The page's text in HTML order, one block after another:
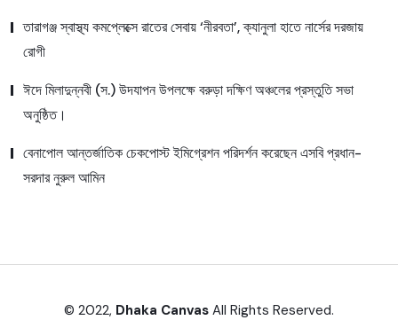
তারাগঞ্জ স্বাস্থ্য কমপ্লেক্সে রাতের সেবায় ‘নীরবতা’, ক্যানুলা হাতে নার্সের দরজায়
রোগী
ঈদে মিলাদুন্নবী (স.) উদযাপন উপলক্ষে বরুড়া দক্ষিণ অঞ্চলের প্রস্তুতি সভা
অনুষ্ঠিত।
বেনাপোল আন্তর্জাতিক চেকপোস্ট ইমিগ্রেশন পরিদর্শন করেছেন এসবি প্রধান-
সরদার নুরুল আমিন
© 2022, Dhaka Canvas All Rights Reserved.